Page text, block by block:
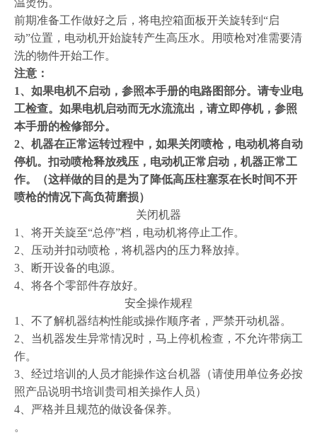
前期准备工作做好之后，将电控箱面板开关旋转到“启
动”位置，电动机开始旋转产生高压水。用喷枪对准需要清
洗的物件开始工作。
注意：
1、如果电机不启动，参照本手册的电路图部分。请专业电
工检查。如果电机启动而无水流流出，请立即停机，参照
本手册的检修部分。
2、机器在正常运转过程中，如果关闭喷枪，电动机将自动
停机。扣动喷枪释放残压，电动机正常启动，机器正常工
作。（这样做的目的是为了降低高压柱塞泵在长时间不开
喷枪的情况下高负荷磨损）
关闭机器
1
、将开关旋至“总停”档，电动机将停止工作。
2 、压动并扣动喷枪，将机器内的压力释放掉。
3 、断开设备的电源。
4 、将各个零部件存放好。
安全操作规程
1
、不了解机器结构性能或操作顺序者，严禁开动机器。
2 、当机器发生异常情况时，马上停机检查，不允许带病工
作。
3 、经过培训的人员才能操作这台机器（请使用单位务必按
照产品说明书培训贵司相关操作人员）
4 、严格并且规范的做设备保养。
。